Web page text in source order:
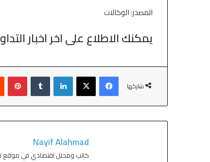
المصدر: الوكالات
يمكنك الاطلاع على اخر اخبار
شاركها
Nayif Alahmad